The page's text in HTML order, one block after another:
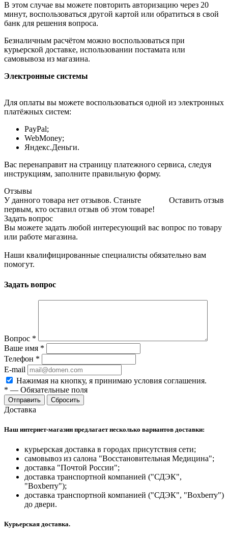
В этом случае вы можете повторить авторизацию через 20
минут, воспользоваться другой картой или обратиться в свой
банк для решения вопроса.
Безналичным расчётом можно воспользоваться при
курьерской доставке, использовании постамата или
самовывоза из магазина.
Электронные системы
Для оплаты вы можете воспользоваться одной из электронных
платёжных систем:
PayPal;
WebMoney;
Яндекс.Деньги.
Вас перенаправит на страницу платежного сервиса, следуя
инструкциям, заполните правильную форму.
Отзывы
Оставить отзыв
У данного товара нет отзывов. Станьте
первым, кто оставил отзыв об этом товаре!
Задать вопрос
Вы можете задать любой интересующий вас вопрос по товару
или работе магазина.
Наши квалифицированные специалисты обязательно вам
помогут.
Задать вопрос
Вопрос *
Ваше имя *
Телефон *
E-mail
Нажимая на кнопку, я принимаю условия соглашения.
* — Обязательные поля
Отправить Сбросить
Доставка
Наш интернет-магазин предлагает несколько вариантов доставки:
курьерская доставка в городах присутствия сети;
самовывоз из салона "Восстановительная Медицина";
доставка "Почтой России";
доставка транспортной компанией ("СДЭК",
"Boxberry");
доставка транспортной компанией ("СДЭК", "Boxberry")
до двери.
Курьерская доставка.